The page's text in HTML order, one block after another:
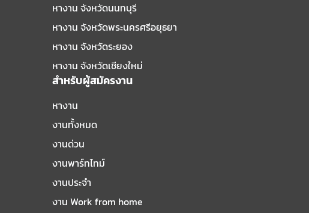
หางาน จังหวัดนนทบุรี
หางาน จังหวัดพระนครศรีอยุธยา
หางาน จังหวัดระยอง
หางาน จังหวัดเชียงใหม่
สำหรับผู้สมัครงาน
หางาน
งานทั้งหมด
งานด่วน
งานพาร์ทไทม์
งานประจำ
งาน Work from home